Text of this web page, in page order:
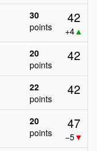
30
points
42
+4▲
20
points
42
22
points
42
20
points
47
−5▼